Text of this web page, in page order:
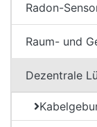
Radon-
Raum- und
Dezentrale